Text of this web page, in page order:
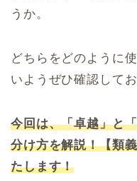
うか。
どちらをどのように
いようぜひ確認して
今回は、「卓越」と
分け方を解説！【類
たします！